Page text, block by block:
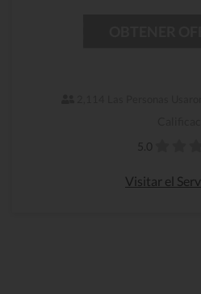
5.0
Visitar el